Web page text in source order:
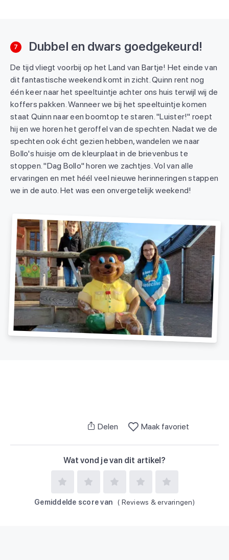
7 Dubbel en dwars goedgekeurd!
De tijd vliegt voorbij op het Land van Bartje! Het einde van
dit fantastische weekend komt in zicht. Quinn rent nog
één keer naar het speeltuintje achter ons huis terwijl wij de
koffers pakken. Wanneer we bij het speeltuintje komen
staat Quinn naar een boomtop te staren. "Luister!" roept
hij en we horen het geroffel van de spechten. Nadat we de
spechten ook écht gezien hebben, wandelen we naar
Bollo's huisje om de kleurplaat in de brievenbus te
stoppen. "Dag Bollo" horen we zachtjes. Vol van alle
ervaringen en met héél veel nieuwe herinneringen stappen
we in de auto. Het was een onvergetelijk weekend!
Delen Maak favoriet
Wat vond je van dit artikel?
Gemiddelde score van ( Reviews & ervaringen)